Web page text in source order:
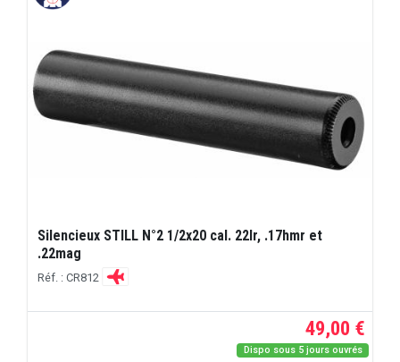
Silencieux STILL N°2 1/2x20 cal. 22lr, .17hmr et
.22mag
Réf. : CR812
49,00 €
Dispo sous 5 jours ouvrés